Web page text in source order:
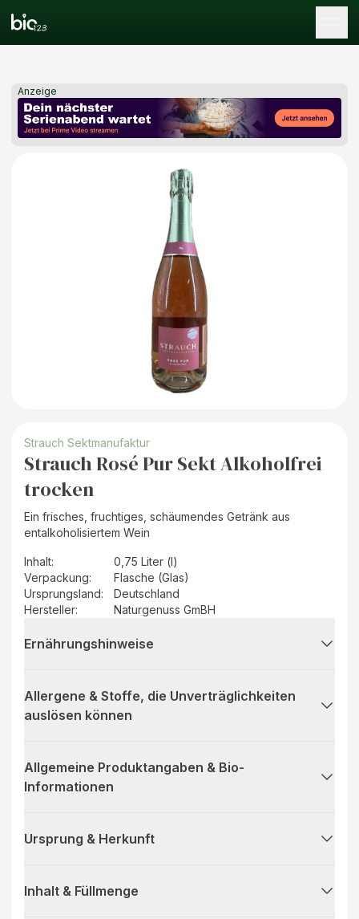
Anzeige
Strauch Sektmanufaktur
Strauch Rosé Pur Sekt Alkoholfrei
trocken
Ein frisches, fruchtiges, schäumendes Getränk aus
entalkoholisiertem Wein
Inhalt:
0,75 Liter (l)
Verpackung:
Flasche (Glas)
Ursprungsland:
Deutschland
Hersteller: Naturgenuss GmBH
Ernährungshinweise
Allergene & Stoffe, die Unverträglichkeiten
auslösen können
Allgemeine Produktangaben & Bio-
Informationen
Ursprung & Herkunft
Inhalt & Füllmenge